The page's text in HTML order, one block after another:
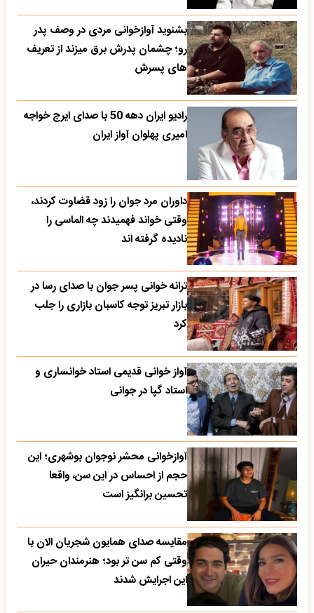
بشنوید آوازخوانی مردی در وصف پدر
رو؛ چشمان پدرش برق میزند از تعریف
های پسرش
رادیو ایران دهه 50 با صدای ایرج خواجه
امیری پهلوان آواز ایران
داوران مرد جوان را زود قضاوت کردند،
وقتی خواند فهمیدند چه الماسی را
نادیده گرفته اند
ترانه خوانی پسر جوان با صدای رسا در
بازار تبریز توجه کاسبان بازاری را جلب
کرد
آواز خوانی قدیمی استاد خوانساری و
استاد گپا در جوانی
آوازخوانی محشر نوجوان بوشهری؛ این
حجم از احساس در این سن، واقعا
تحسین‌ برانگیز است
مقایسه صدای همایون شجریان الان با
وقتی کم سن تر بود؛ هنرمندان حیران
این اجرایش شدند